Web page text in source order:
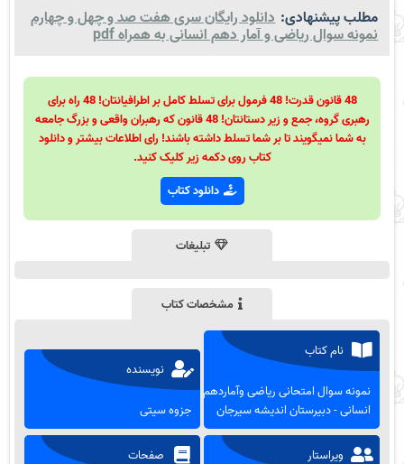
مطلب پیشنهادی: دانلود رایگان سری هفت صد و چهل و چهارم
نمونه سوال ریاضی و آمار دهم انسانی به همراه pdf
48 قانون قدرت! 48 فرمول برای تسلط کامل بر اطرافیانتان! 48 راه برای
رهبری گروه، جمع و زیر دستانتان! 48 قانون که رهبران واقعی و بزرگ جامعه
به شما نمیگویند تا بر شما تسلط داشته باشند! رای اطلاعات بیشتر و دانلود
کتاب روی دکمه زیر کلیک کنید.
دانلود کتاب
تبلیغات
مشخصات کتاب
نام کتاب
نمونه سوال امتحانی ریاضی وآماردهم
انسانی - دبیرستان اندیشه سیرجان
نویسنده
جزوه سیتی
ویراستار صفحات